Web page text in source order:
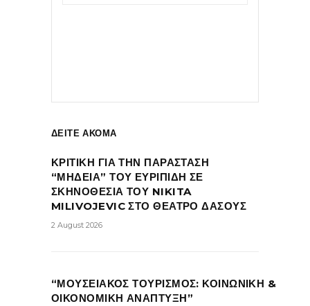
ΔΕΙΤΕ ΑΚΟΜΑ
ΚΡΙΤΙΚΗ ΓΙΑ ΤΗΝ ΠΑΡΑΣΤΑΣΗ
“ΜΗΔΕΙΑ” ΤΟΥ ΕΥΡΙΠΙΔΗ ΣΕ
ΣΚΗΝΟΘΕΣΙΑ ΤΟΥ NIKITA
MILIVOJEVIC ΣΤΟ ΘΕΑΤΡΟ ΔΑΣΟΥΣ
2 August 2026
“ΜΟΥΣΕΙΑΚΟΣ ΤΟΥΡΙΣΜΟΣ: ΚΟΙΝΩΝΙΚΗ &
ΟΙΚΟΝΟΜΙΚΗ ΑΝΑΠΤΥΞΗ”